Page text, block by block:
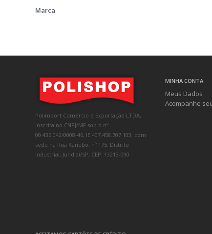
Marca
Polimport Comércio e Exportação LTDA,
inscrita no CNPJ/MF sob o nº
00.436.042/0008-46, IE 407.458.707.103, com
sede na Rua Kanebo, nº 175, Distrito
Industrial, Jundiaí/SP, CEP: 13213-090
MINHA CONTA
Meus Dados
Acompanhe